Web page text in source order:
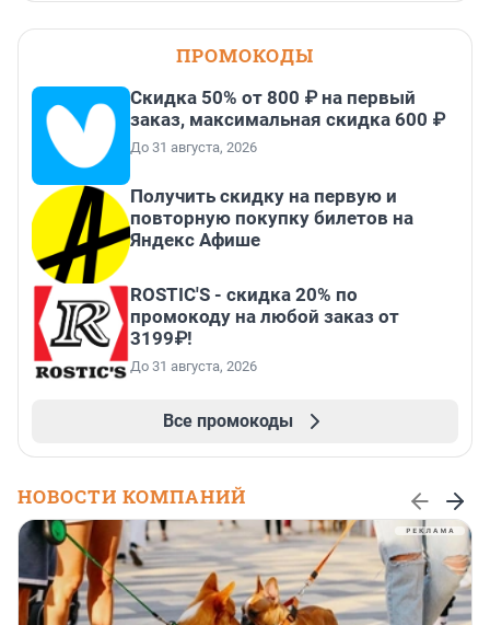
ПРОМОКОДЫ
Скидка 50% от 800 ₽ на первый
заказ, максимальная скидка 600 ₽
До 31 августа, 2026
Получить скидку на первую и
повторную покупку билетов на
Яндекс Афише
ROSTIC'S - скидка 20% по
промокоду на любой заказ от
3199₽!
До 31 августа, 2026
Все промокоды
НОВОСТИ КОМПАНИЙ